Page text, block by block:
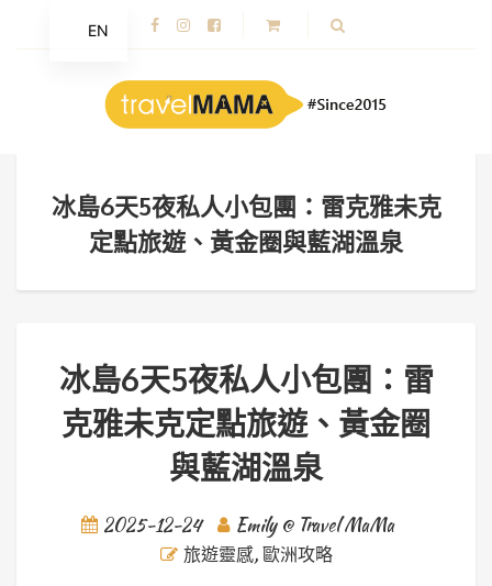
冰島6天5夜私人小包團：雷克雅未克
定點旅遊、黃金圈與藍湖溫泉
冰島6天5夜私人小包團：雷
克雅未克定點旅遊、黃金圈
與藍湖溫泉
2025-12-24
Emily @ Travel MaMa
旅遊靈感,歐洲攻略
EN